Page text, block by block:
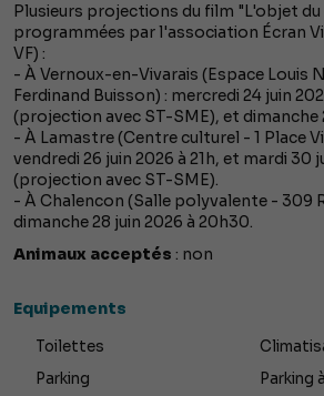
Plusieurs projections du film "L'objet
programmées par l'association Écran
VF) :
- À Vernoux-en-Vivarais (Espace Louis
Ferdinand Buisson) : mercredi 24 juin
(projection avec ST-SME), et dimanche
- À Lamastre (Centre culturel - 1 Place
vendredi 26 juin 2026 à 21h, et mardi 30
(projection avec ST-SME).
- À Chalencon (Salle polyvalente - 309
dimanche 28 juin 2026 à 20h30.
Animaux acceptés : non
Equipements
Toilettes
Parking
Parking